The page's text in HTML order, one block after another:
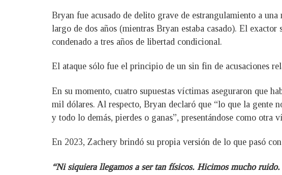
Bryan fue acusado de delito grave de estrangulamiento a
largo de dos años (mientras Bryan estaba casado). El
condenado a tres años de libertad condicional.
El ataque sólo fue el principio de un sin fin de acusaciones
En su momento, cuatro supuestas víctimas aseguraron que
mil dólares. Al respecto, Bryan declaró que “lo que la gente
y todo lo demás, pierdes o ganas”, presentándose como otra
En 2023, Zachery brindó su propia versión de lo que pasó
“Ni siquiera llegamos a ser tan físicos. Hicimos mucho